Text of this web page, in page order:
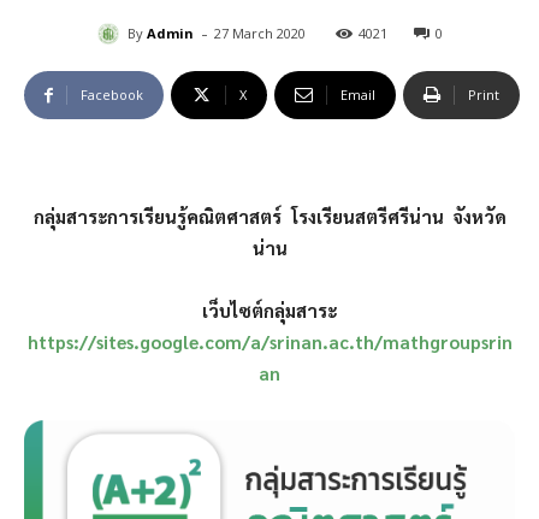
By Admin - 27 March 2020 4021 0
Facebook X Email Print
กลุ่มสาระการเรียนรู้คณิตศาสตร์ โรงเรียนสตรีศรีน่าน จังหวัด
น่าน
เว็บไซต์กลุ่มสาระ
https://sites.google.com/a/srinan.ac.th/mathgroupsrin
an